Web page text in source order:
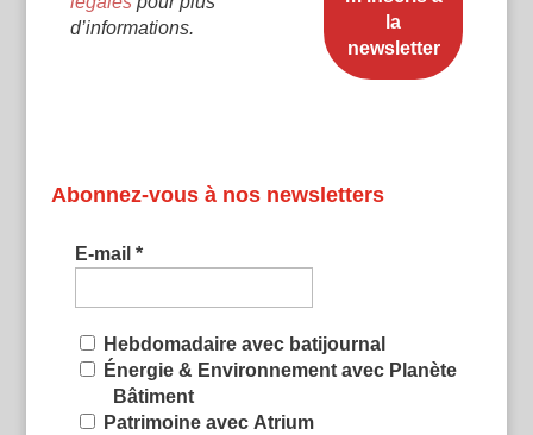
d’informations.
Abonnez-vous à nos newsletters
E-mail *
Hebdomadaire avec batijournal
Énergie & Environnement avec Planète
Bâtiment
Patrimoine avec Atrium